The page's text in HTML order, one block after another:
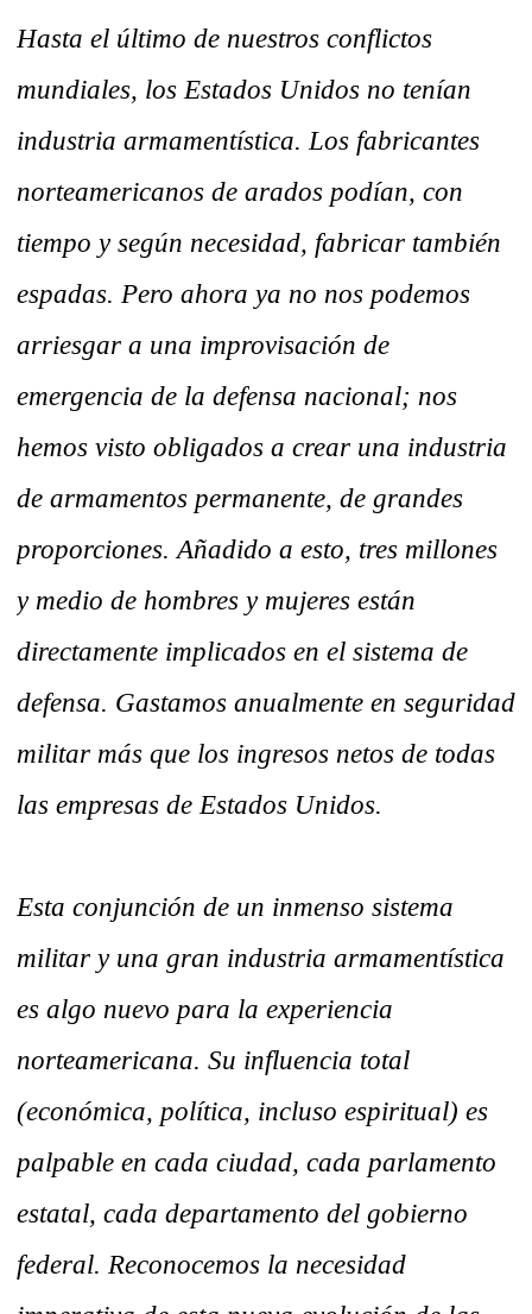
Hasta el último de nuestros conflictos
mundiales, los Estados Unidos no tenían
industria armamentística. Los fabricantes
norteamericanos de arados podían, con
tiempo y según necesidad, fabricar también
espadas. Pero ahora ya no nos podemos
arriesgar a una improvisación de
emergencia de la defensa nacional; nos
hemos visto obligados a crear una industria
de armamentos permanente, de grandes
proporciones. Añadido a esto, tres millones
y medio de hombres y mujeres están
directamente implicados en el sistema de
defensa. Gastamos anualmente en seguridad
militar más que los ingresos netos de todas
las empresas de Estados Unidos.
Esta conjunción de un inmenso sistema
militar y una gran industria armamentística
es algo nuevo para la experiencia
norteamericana. Su influencia total
(económica, política, incluso espiritual) es
palpable en cada ciudad, cada parlamento
estatal, cada departamento del gobierno
federal. Reconocemos la necesidad